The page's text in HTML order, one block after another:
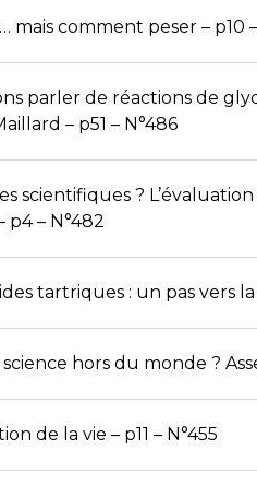
mais comment peser – p10
parler de réactions de
– p51 – N°486
scientifiques ?
– N°482
tartriques : un pas vers
hors du monde ?
de la vie – p11 – N°455